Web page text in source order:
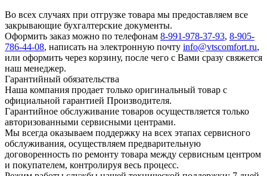
Во всех случаях при отгрузке товара мы предоставляем все
закрывающие бухгалтерские документы.
Оформить заказ можно по телефонам 8-991-978-37-93, 8-905-
786-44-08, написать на электронную почту info@vtscomfort.ru,
или оформить через корзину, после чего с Вами сразу свяжется
наш менеджер.
Гарантийный обязательства
Наша компания продает только оригинальный товар с
официальной гарантией Производителя.
Гарантийное обслуживание товаров осуществляется только
авторизованными сервисными центрами.
Мы всегда оказываем поддержку на всех этапах сервисного
обслуживания, осуществляем предварительную
договоренность по ремонту товара между сервисным центром
и покупателем, контролируя весь процесс.